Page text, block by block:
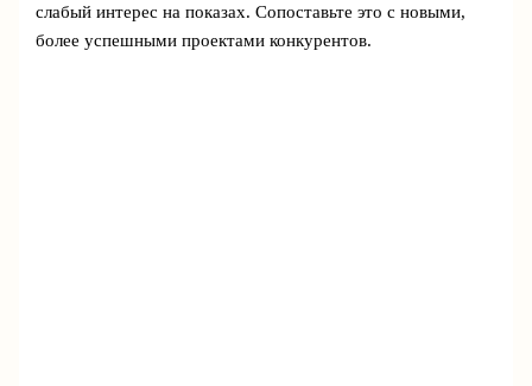
слабый интерес на показах. Сопоставьте это с новыми,
более успешными проектами конкурентов.